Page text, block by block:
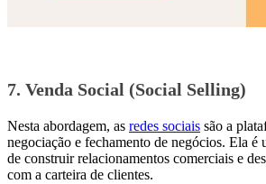
7. Venda Social (Social Selling)
Nesta abordagem, as redes sociais são a
negociação e fechamento de negócios. Ela é
de construir relacionamentos comerciais e
com a carteira de clientes.